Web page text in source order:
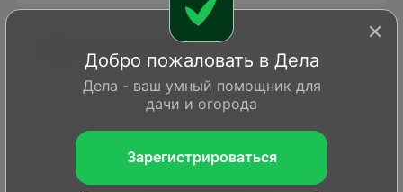
Вред или польза?
Имаго растениям не вредят. Гусеницы
питаются растительными тканями
определенных кормовых растений.
Добро пожаловать в Дела
Дела - ваш умный помощник для
дачи и огорода
Зарегистрироваться